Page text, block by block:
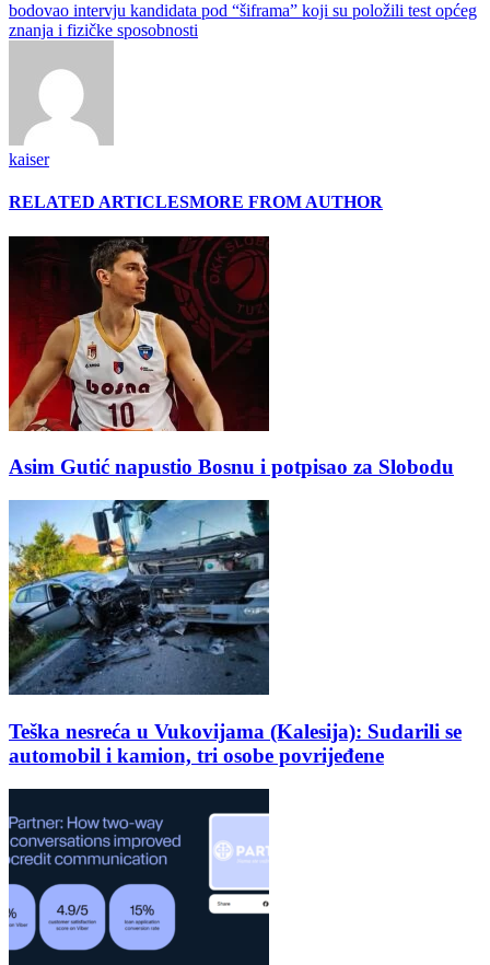
bodovao intervju kandidata pod “šiframa” koji su položili test općeg
znanja i fizičke sposobnosti
kaiser
RELATED ARTICLESMORE FROM AUTHOR
Asim Gutić napustio Bosnu i potpisao za Slobodu
Teška nesreća u Vukovijama (Kalesija): Sudarili se
automobil i kamion, tri osobe povrijeđene